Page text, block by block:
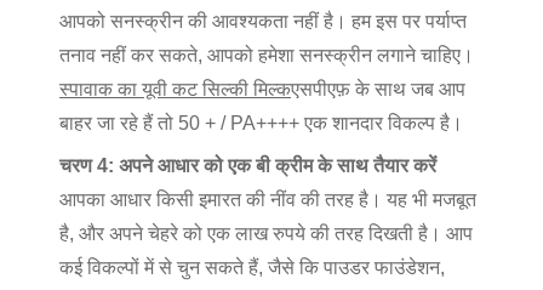
आपको सनस्क्रीन की आवश्यकता नहीं है। हम इस पर पर्याप्त
तनाव नहीं कर सकते, आपको हमेशा सनस्क्रीन लगाने चाहिए।
स्पावाक का यूवी कट सिल्की मिल्कएसपीएफ़ के साथ जब आप
बाहर जा रहे हैं तो 50 + / PA++++ एक शानदार विकल्प है।
चरण 4: अपने आधार को एक बी क्रीम के साथ तैयार करें
आपका आधार किसी इमारत की नींव की तरह है। यह भी मजबूत
है, और अपने चेहरे को एक लाख रुपये की तरह दिखती है। आप
कई विकल्पों में से चुन सकते हैं, जैसे कि पाउडर फाउंडेशन,